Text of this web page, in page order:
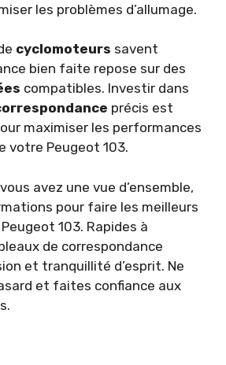
les problèmes d’allumage.
cyclomoteurs savent
bien faite repose sur des
compatibles. Investir dans
précis est
maximiser les performances
votre Peugeot 103.
avez une vue d’ensemble,
pour faire les meilleurs
103. Rapides à
de correspondance
et tranquillité d’esprit. Ne
et faites confiance aux